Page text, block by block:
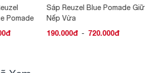
Giữ
Sáp Vuốt Tóc Reuzel Pink
Pomade Grease Heavy Hold
230.000đ - 720.000đ